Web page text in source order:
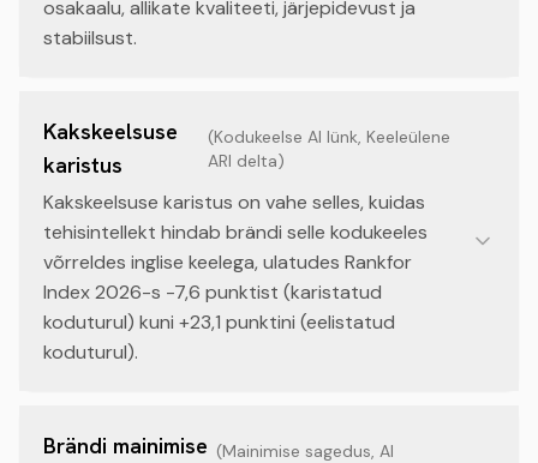
osakaalu, allikate kvaliteeti, järjepidevust ja
stabiilsust.
Kakskeelsuse
karistus
(Kodukeelse AI lünk, Keeleülene
ARI delta)
Kakskeelsuse karistus on vahe selles, kuidas
tehisintellekt hindab brändi selle kodukeeles
võrreldes inglise keelega, ulatudes Rankfor
Index 2026-s -7,6 punktist (karistatud
koduturul) kuni +23,1 punktini (eelistatud
koduturul).
Brändi mainimise (Mainimise sagedus, AI